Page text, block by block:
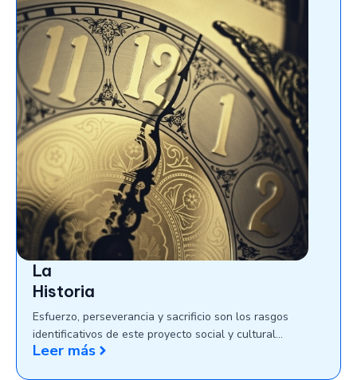
La
Historia
Esfuerzo, perseverancia y sacrificio son los rasgos
identificativos de este proyecto social y cultural…
Leer más